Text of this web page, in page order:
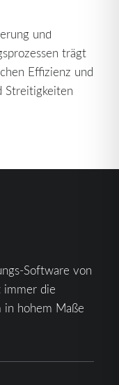
und
trägt
Effizienz und
Streitigkeiten
Software von
immer die
hohem Maße